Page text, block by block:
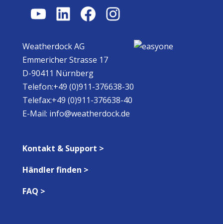
YouTube
LinkedIn
Facebook
Instagram
Weatherdock AG
Emmericher Strasse 17
D-90411 Nürnberg
Telefon:+49 (0)911-376638-30
Telefax:+49 (0)911-376638-40
E-Mail: info@weatherdock.de
Kontakt & Support >
Händler finden >
FAQ >